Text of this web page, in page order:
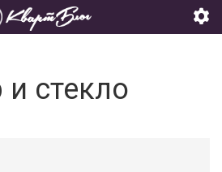
и стекло